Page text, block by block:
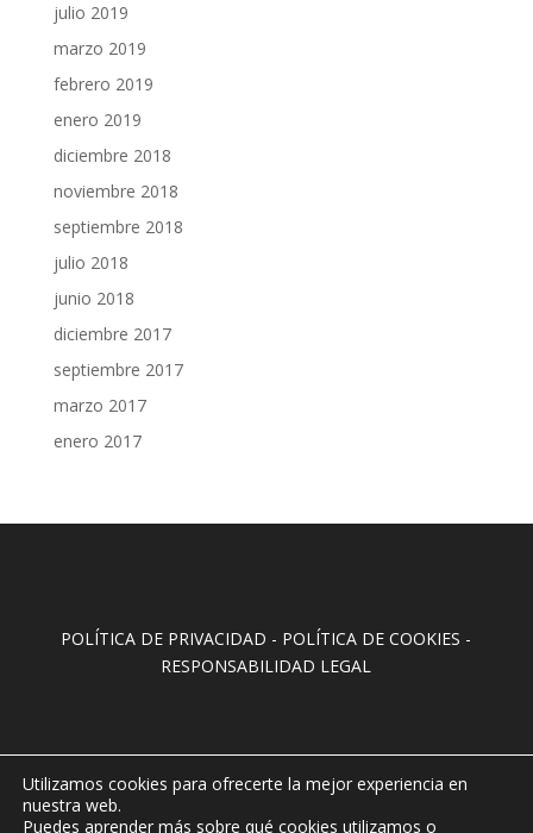
julio 2019
marzo 2019
febrero 2019
enero 2019
diciembre 2018
noviembre 2018
septiembre 2018
julio 2018
junio 2018
diciembre 2017
septiembre 2017
marzo 2017
enero 2017
POLÍTICA DE PRIVACIDAD - POLÍTICA DE COOKIES -
RESPONSABILIDAD LEGAL
Utilizamos cookies para ofrecerte la mejor experiencia en
nuestra web.
Puedes aprender más sobre qué cookies utilizamos o